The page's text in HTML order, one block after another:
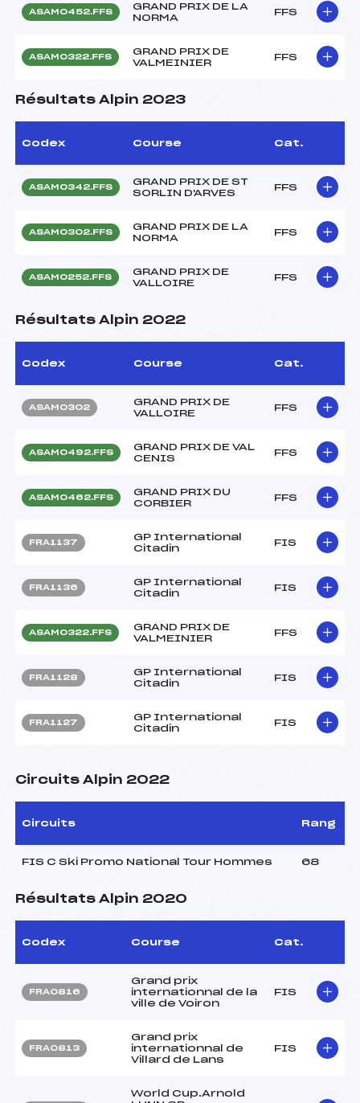
ASAM0452.FFS
GRAND PRIX DE LA
NORMA
FFS
ASAM0322.FFS
GRAND PRIX DE
VALMEINIER
FFS
Résultats Alpin 2023
Codex Course Cat.
ASAM0342.FFS
GRAND PRIX DE ST
SORLIN D'ARVES
FFS
ASAM0302.FFS
GRAND PRIX DE LA
NORMA
FFS
ASAM0252.FFS
GRAND PRIX DE
VALLOIRE
FFS
Résultats Alpin 2022
Codex Course Cat.
ASAM0302
GRAND PRIX DE
VALLOIRE
FFS
ASAM0492.FFS
GRAND PRIX DE VAL
CENIS
FFS
ASAM0462.FFS
GRAND PRIX DU
CORBIER
FFS
FRA1137
GP International
Citadin
FIS
FRA1136
GP International
Citadin
FIS
ASAM0322.FFS
GRAND PRIX DE
VALMEINIER
FFS
FRA1128
GP International
Citadin
FIS
FRA1127
GP International
Citadin
FIS
Circuits Alpin 2022
Circuits Rang
FIS C Ski Promo National Tour Hommes 68
Résultats Alpin 2020
Codex Course Cat.
FRA0816
Grand prix
internationnal de la
ville de Voiron
FIS
FRA0813
Grand prix
internationnal de
Villard de Lans
FIS
World Cup.Arnold